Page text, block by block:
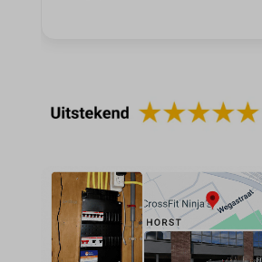
fs-cc
kconsent